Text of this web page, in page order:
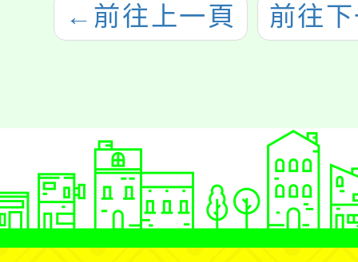
← 前往上一頁 前往